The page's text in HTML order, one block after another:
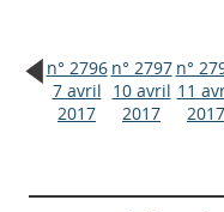
n° 2796
7 avril
2017
n° 2797
10 avril
2017
n°
11
2017